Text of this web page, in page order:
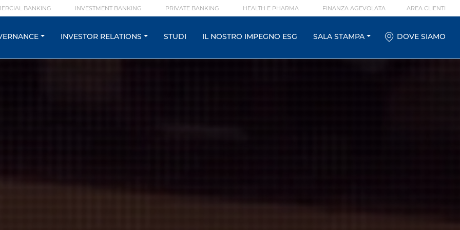
BANKING INVESTMENT BANKING PRIVATE BANKING HEALTH E PHARMA FINANZA AGEVOLATA AREA CLIENTI
INVESTOR RELATIONS STUDI IL NOSTRO IMPEGNO ESG SALA STAMPA DOVE SIAMO